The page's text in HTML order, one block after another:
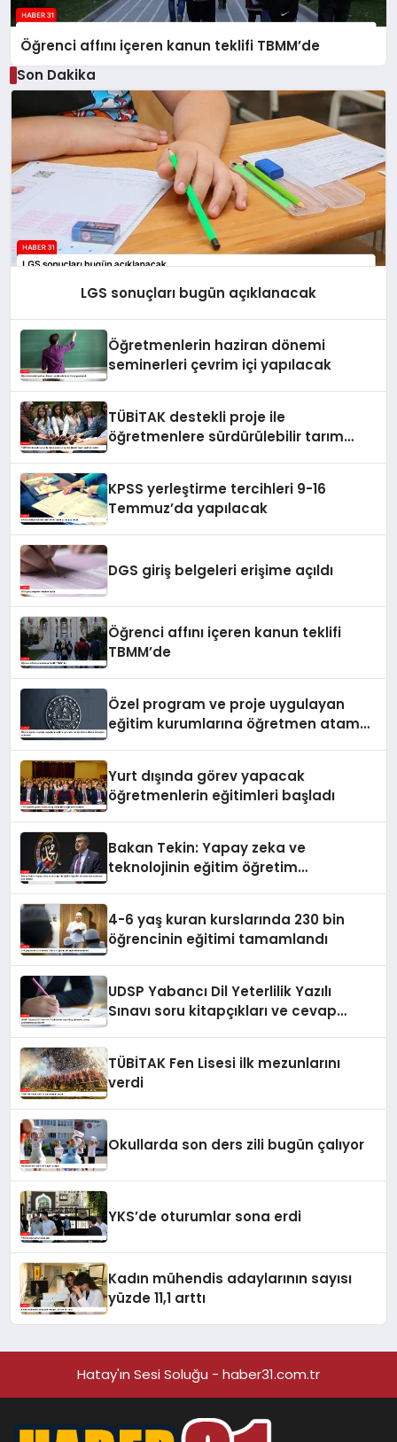
Öğrenci affını içeren kanun teklifi TBMM’de
Son Dakika
LGS sonuçları bugün açıklanacak
Öğretmenlerin haziran dönemi
seminerleri çevrim içi yapılacak
TÜBİTAK destekli proje ile
öğretmenlere sürdürülebilir tarım
KPSS yerleştirme tercihleri 9-16
Temmuz’da yapılacak
DGS giriş belgeleri erişime açıldı
Öğrenci affını içeren kanun teklifi
TBMM’de
Özel program ve proje uygulayan
eğitim kurumlarına öğretmen atama
Yurt dışında görev yapacak
öğretmenlerin eğitimleri başladı
Bakan Tekin: Yapay zeka ve
teknolojinin eğitim öğretim
4-6 yaş kuran kurslarında 230 bin
öğrencinin eğitimi tamamlandı
UDSP Yabancı Dil Yeterlilik Yazılı
Sınavı soru kitapçıkları ve cevap
TÜBİTAK Fen Lisesi ilk mezunlarını
verdi
Okullarda son ders zili bugün çalıyor
YKS’de oturumlar sona erdi
Kadın mühendis adaylarının sayısı
yüzde 11,1 arttı
Hatay'ın Sesi Soluğu - haber31.com.tr